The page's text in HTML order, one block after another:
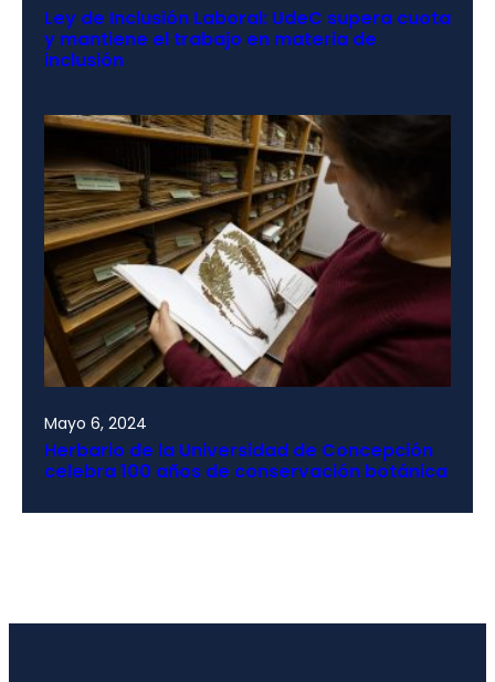
Ley de Inclusión Laboral: UdeC supera cuota
y mantiene el trabajo en materia de
inclusión
Mayo 6, 2024
Herbario de la Universidad de Concepción
celebra 100 años de conservación botánica